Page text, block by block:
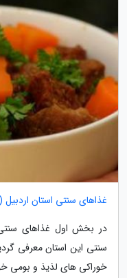
غذاهای سنتی استان
در بخش اول غذاهای سنتی
سنتی این استان معرفی
خوراکی های لذیذ و بومی